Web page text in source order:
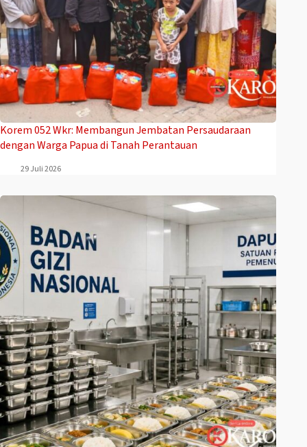
Korem 052 Wkr: Membangun Jembatan Persaudaraan
dengan Warga Papua di Tanah Perantauan
29 Juli 2026